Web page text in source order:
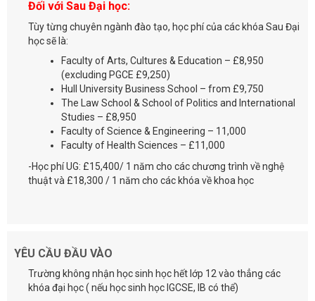
Đối với Sau Đại học:
Tùy từng chuyên ngành đào tạo, học phí của các khóa Sau Đại
học sẽ là:
Faculty of Arts, Cultures & Education – £8,950
(excluding PGCE £9,250)
Hull University Business School – from £9,750
The Law School & School of Politics and International
Studies – £8,950
Faculty of Science & Engineering – 11,000
Faculty of Health Sciences – £11,000
-Học phí UG: £15,400/ 1 năm cho các chương trình về nghệ
thuật và £18,300 / 1 năm cho các khóa về khoa học
YÊU CẦU ĐẦU VÀO
Trường không nhận học sinh học hết lớp 12 vào thẳng các
khóa đại học ( nếu học sinh học IGCSE, IB có thể)